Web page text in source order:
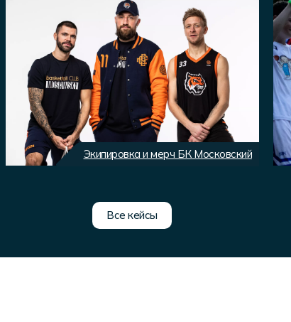
Экипировка и мерч БК Московский
Все кейсы